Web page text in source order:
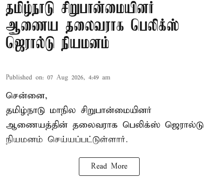
தமிழ்நாடு சிறுபான்மையினர்
ஆணைய தலைவராக பெலிக்ஸ்
ஜெரால்டு நியமனம்
Published on: 07 Aug 2026, 4:49 am
சென்னை,
தமிழ்நாடு மாநில சிறுபான்மையினர்
ஆணையத்தின் தலைவராக பெலிக்ஸ் ஜெரால்டு
நியமனம் செய்யப்பட்டுள்ளார்.
Read More